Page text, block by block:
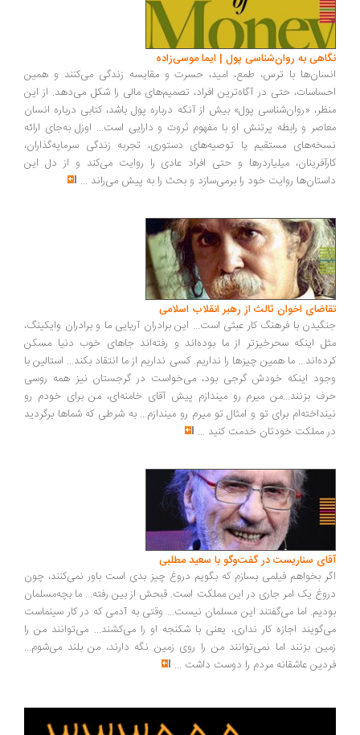
به روان‌شناسی پول | ایما موسی‌زاده
با ترس، طمع، امید، حسرت و مقایسه زندگی می‌کنند و همین
حتی در آگاه‌ترین افراد، تصمیم‌های مالی را شکل می‌دهد. از این
«روان‌شناسی پول» بیش از آنکه درباره پول باشد، کتابی درباره انسان
و رابطه پرتنش او با مفهوم ثروت و دارایی است... اوزل به‌جای ارائه
مستقیم یا توصیه‌های دستوری، تجربه زندگی سرمایه‌گذاران،
میلیاردرها و حتی افراد عادی را روایت می‌کند و از دل این
روایت خود را برمی‌سازد و بحث را به پیش می‌راند ...
اخوان ثالث از رهبر انقلاب اسلامی
با فرهنگ کار عبثی است... این برادران آریایی ما و برادران وایکینگ،
اینکه سحرخیزتر از ما بوده‌اند و رفته‌اند جاهای خوب دنیا مسکن
ما همین چیزها را نداریم. کسی نداریم از ما انتقاد بکند... استالین با
اینکه خودش گرجی بود، می‌خواست در گرجستان نیز همه روسی
بزنند...من میرم رو میندازم پیش آقای خامنه‌ای، من برای خودم رو
برای تو و امثال تو میرم رو میندازم... به شرطی که شماها برگردید
مملکت خودتان خدمت کنید...
سناریست در گفت‌وگو با سعید مطلبی
بخواهم فیلمی بسازم که بگویم دروغ چیز بدی است باور نمی‌کنند، چون
یک امر جاری در این مملکت است. قبحش از بین رفته... ما بچه‌مسلمان
اما می‌گفتند این مسلمان نیست... وقتی به آدمی که در کار سینماست
اجازه کار نداری، یعنی با شکنجه او را می‌کشند... می‌توانند من را
بزنند اما نمی‌توانند من را روی زمین نگه دارند، من بلند می‌شوم...
عاشقانه مردم را دوست داشت ...